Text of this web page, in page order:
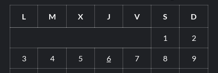
L M X J V S D
1 2
3 4 5 6 7 8 9